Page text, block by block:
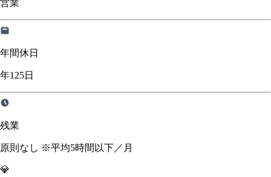
営業
年間休日
年125日
残業
原則なし ※平均5時間以下／月
💎